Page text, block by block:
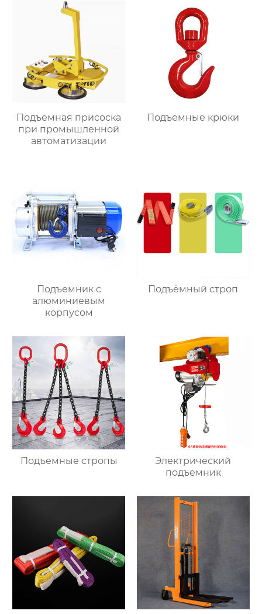
Подъемная присоска
при промышленной
автоматизации
Подъемные крюки
Подъемник с
алюминиевым
корпусом
Подъёмный строп
Подъемные стропы
Электрический
подъемник